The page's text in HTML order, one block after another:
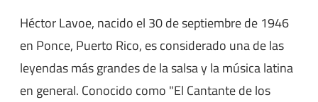
Héctor Lavoe, nacido el 30 de septiembre de 1946
en Ponce, Puerto Rico, es considerado una de las
leyendas más grandes de la salsa y la música latina
en general. Conocido como "El Cantante de los